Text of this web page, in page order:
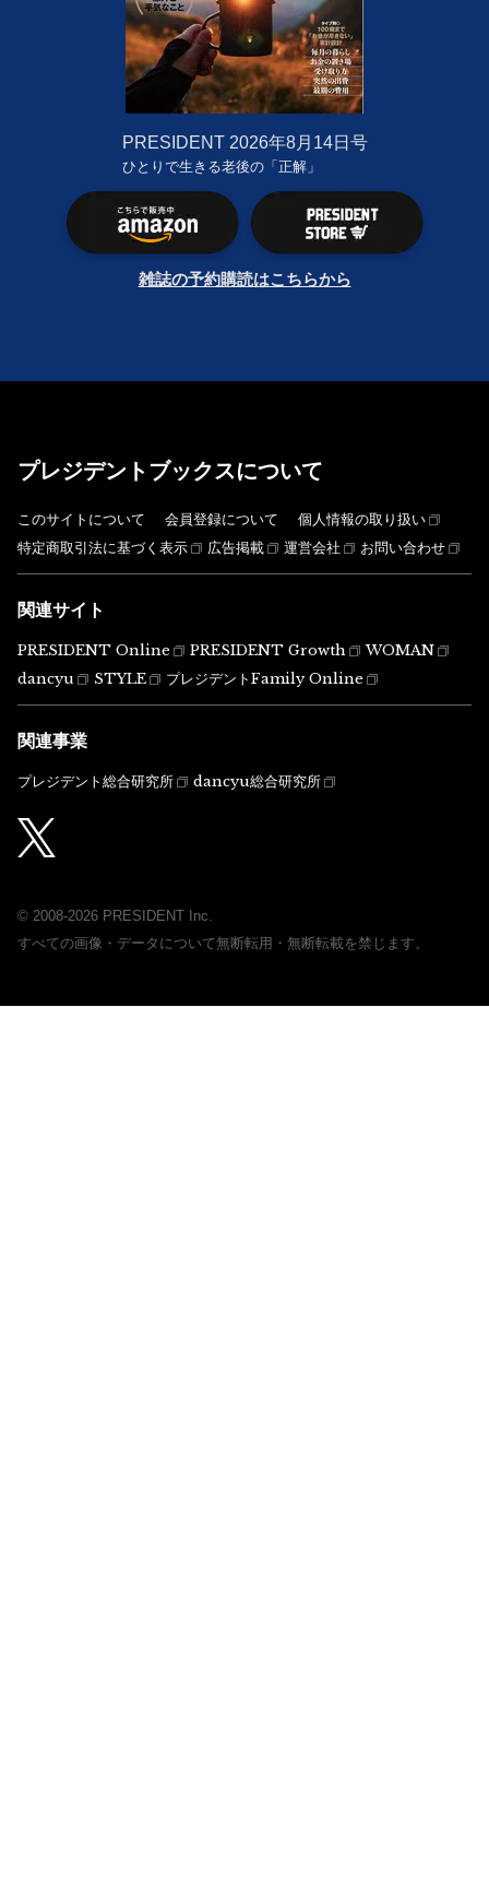
PRESIDENT 2026年8月14日号
ひとりで生きる老後の「正解」
雑誌の予約購読はこちらから
プレジデントブックスについて
このサイトについて 会員登録について
個人情報の取り扱い
特定商取引法に基づく表示
広告掲載 運営会社 お問い合わせ
関連サイト
PRESIDENT Online PRESIDENT Growth
WOMAN
dancyu
STYLE プレジデントFamily Online
関連事業
プレジデント総合研究所 dancyu総合研究所
© 2008-2026 PRESIDENT Inc.
すべての画像・データについて無断転用・無断転載を禁じます。